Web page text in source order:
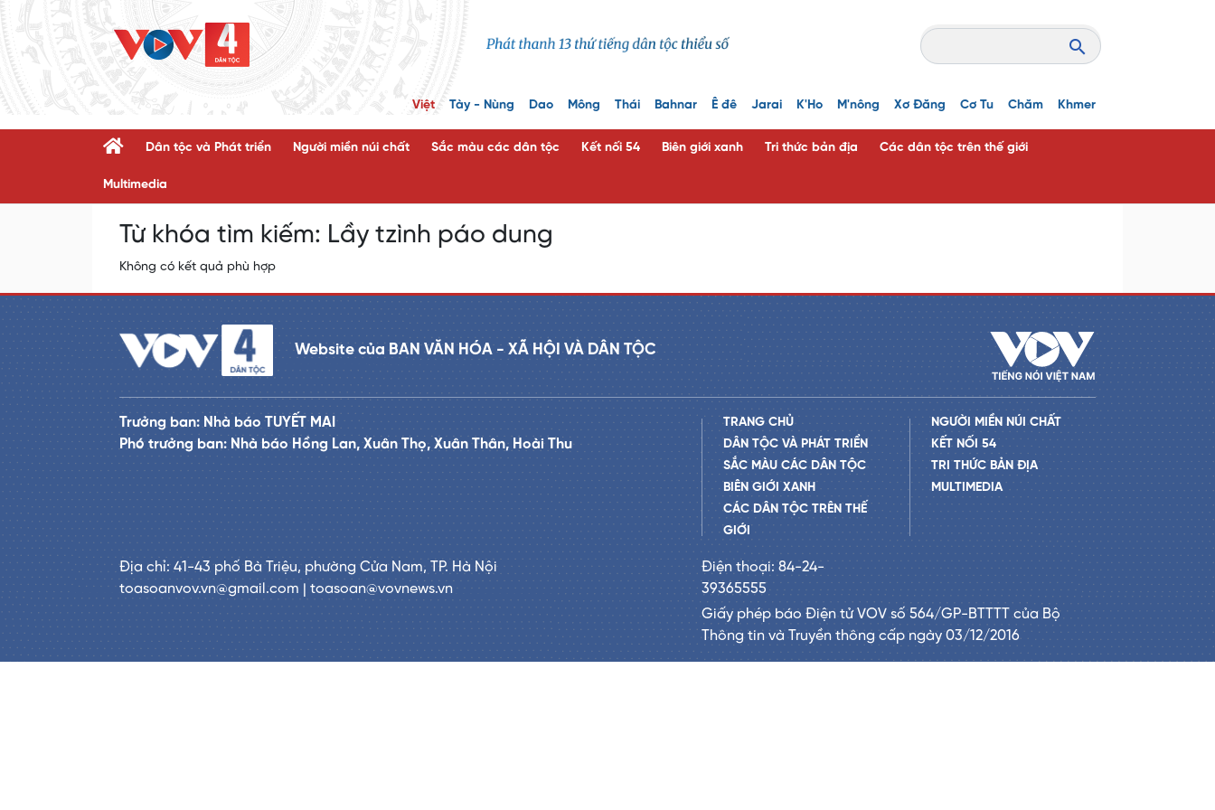
Việt Tày - Nùng Dao Mông Thái Bahnar Ê đê Jarai K'Ho M'nông Xơ Đăng Cơ Tu Chăm Khmer
Dân tộc và Phát triển Người miền núi chất Sắc màu các dân tộc Kết nối 54 Biên giới xanh Tri thức bản địa Các dân tộc trên thế giới
Multimedia
Từ khóa tìm kiếm: Lầy tzình páo dung
Không có kết quả phù hợp
Website của BAN VĂN HÓA - XÃ HỘI VÀ DÂN TỘC
Trưởng ban: Nhà báo TUYẾT MAI
Phó trưởng ban: Nhà báo Hồng Lan, Xuân Thọ, Xuân Thân, Hoài Thu
TRANG CHỦ
DÂN TỘC VÀ PHÁT TRIỂN
SẮC MÀU CÁC DÂN TỘC
BIÊN GIỚI XANH
CÁC DÂN TỘC TRÊN THẾ
GIỚI
NGƯỜI MIỀN NÚI CHẤT
KẾT NỐI 54
TRI THỨC BẢN ĐỊA
MULTIMEDIA
Địa chỉ: 41-43 phố Bà Triệu, phường Cửa Nam, TP. Hà Nội
toasoanvov.vn@gmail.com | toasoan@vovnews.vn
Điện thoại: 84-24-
39365555
Giấy phép báo Điện tử VOV số 564/GP-BTTTT của Bộ
Thông tin và Truyền thông cấp ngày 03/12/2016